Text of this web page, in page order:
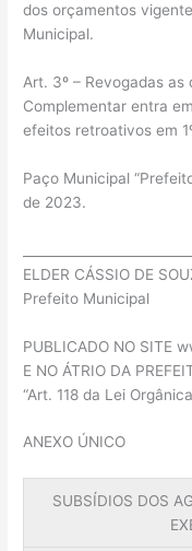
dos orçamentos
Municipal.
Art. 3º – Revogadas
Complementar entra
efeitos retroativos em
Paço Municipal
de 2023.
ELDER CÁSSIO DE
Prefeito Municipal
PUBLICADO NO SITE
E NO ÁTRIO DA
“Art. 118 da Lei
ANEXO ÚNICO
SUBSÍDIOS DOS